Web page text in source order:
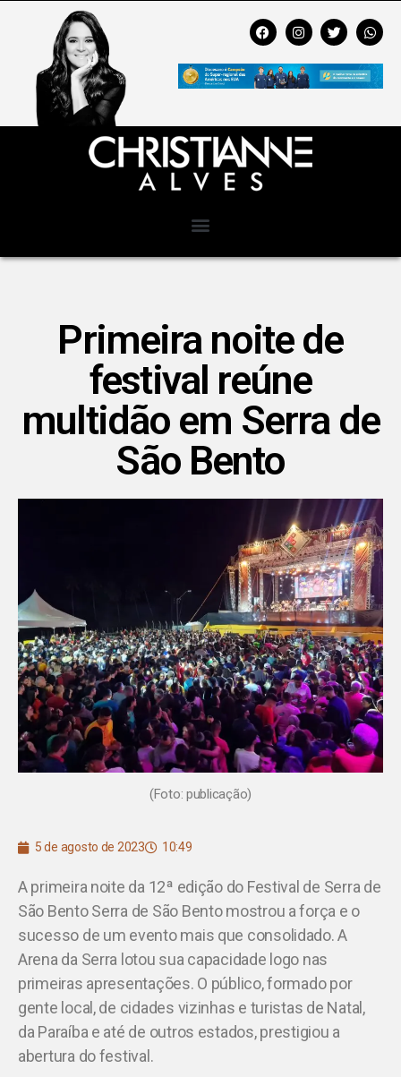
Primeira noite de
festival reúne
multidão em Serra de
São Bento
(Foto: publicação)
5 de agosto de 2023 10:49
A primeira noite da 12ª edição do Festival de Serra de
São Bento Serra de São Bento mostrou a força e o
sucesso de um evento mais que consolidado. A
Arena da Serra lotou sua capacidade logo nas
primeiras apresentações. O público, formado por
gente local, de cidades vizinhas e turistas de Natal,
da Paraíba e até de outros estados, prestigiou a
abertura do festival.